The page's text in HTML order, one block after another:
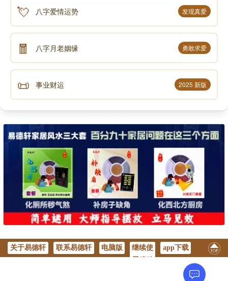
💘 八字爱情运势 发现真爱
🧧 八字月老姻缘 勇敢求爱
📜 事业财运 2025 新版
关于易德轩 联系易德轩 电脑版
继续使
app下载